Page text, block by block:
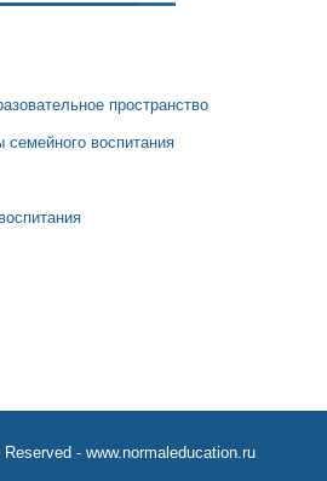
пространство
воспитания
- www.normaleducation.ru